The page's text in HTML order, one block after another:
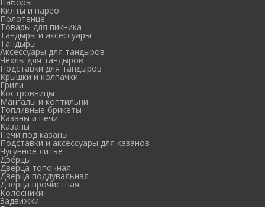
Килты и парео
Полотенце
Товары для пикника
Тандыры и аксессуары
Тандыры
Аксессуары для тандыров
Чехлы для тандыров
Подставки для тандыров
Крышки и колпачки
Грили
Костровницы
Мангалы и коптильни
Топливные брикеты
Казаны и печи
Казаны
Печи под казаны
Подставки и аксессуары для казанов
Чугунное литье
Дверцы
Дверца топочная
Дверца поддувальная
Дверца прочистная
Колосники
Задвижки